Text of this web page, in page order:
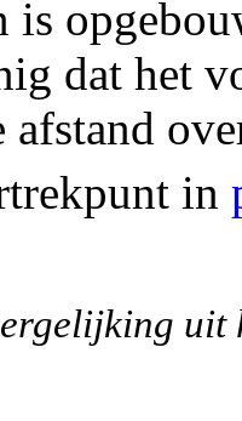
is
dat het
afstand
in
uit